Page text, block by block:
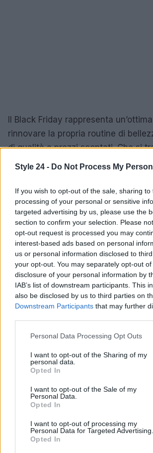
Style 24 - Do Not Process My
If you wish to opt-out of the sale, sharing
processing of your personal or sensitive
targeted advertising by us, please use the
section to confirm your selection. Please
opt-out request is processed you may
interest-based ads based on personal
us or personal information disclosed to
your opt-out. You may separately opt-out
disclosure of your personal information by
IAB’s list of downstream participants. This
also be disclosed by us to third parties on
Downstream Participants that may further
Please note that this website/app uses one
not limited to your visit or usage behaviour.
grant or deny consent to Google and its
use your data for below specified purposes
consent section.
Personal Data Processing Opt Outs
I want to opt-out of the Sharing of my
personal data.
Opted In
I want to opt-out of the Sale of my
Personal Data.
Opted In
I want to opt-out of processing my
Personal Data for Targeted Advertising.
Opted In
Il Black Friday rappresenta
rinnovare la propria routine di
di qualità a prezzi scontati. Che si
make-up o haircare, su Amazon si
AUTORE
Staff